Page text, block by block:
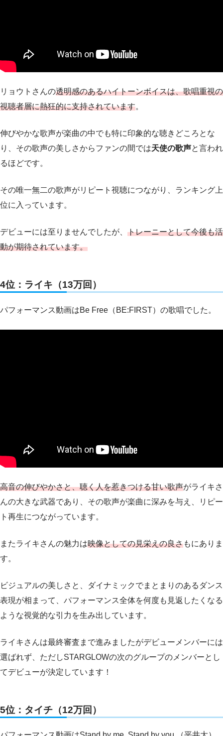
リョウトさんの透明感のあるハイトーンボイスは、歌唱重視の
視聴者層に熱狂的に支持されています。
伸びやかな歌声が楽曲の中でも特に印象的な聴きどころとな
り、その歌声の美しさからファンの間では天使の歌声と言われ
るほどです。
その唯一無二の歌声がリピート視聴につながり、ランキング上
位に入っています。
デビューには至りませんでしたが、 トレーニーとして今後も活
動が期待されています。
4位：ライキ（13万回）
パフォーマンス動画はBe Free（BE:FIRST）の歌唱でした。
高音の伸びやかさと、聴く人を惹きつける甘い歌声がライキさ
んの大きな武器であり、その歌声が楽曲に深みを与え、リピー
ト再生につながっています。
またライキさんの魅力は映像としての見栄えの良さもにありま
す。
ビジュアルの美しさと、ダイナミックでまとまりのあるダンス
表現が相まって、パフォーマンス全体を何度も見返したくなる
ような視覚的な引力を生み出しています。
ライキさんは最終審査まで進みましたがデビューメンバーには
選ばれず、ただしSTARGLOWの次のグループのメンバーとし
てデビューが決定しています！
5位：タイチ（12万回）